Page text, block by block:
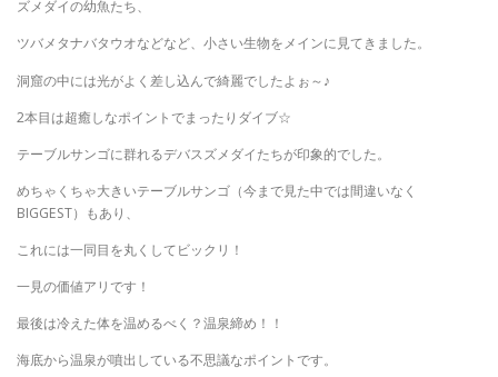
ズメダイの幼魚たち、
ツバメタナバタウオなどなど、小さい生物をメインに見てきました。
洞窟の中には光がよく差し込んで綺麗でしたよぉ～♪
2本目は超癒しなポイントでまったりダイブ☆
テーブルサンゴに群れるデバスズメダイたちが印象的でした。
めちゃくちゃ大きいテーブルサンゴ（今まで見た中では間違いなく
BIGGEST）もあり、
これには一同目を丸くしてビックリ！
一見の価値アリです！
最後は冷えた体を温めるべく？温泉締め！！
海底から温泉が噴出している不思議なポイントです。